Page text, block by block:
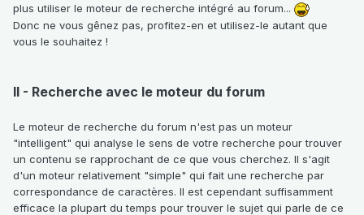
plus utiliser le moteur de recherche intégré au forum...
Donc ne vous gênez pas, profitez-en et utilisez-le autant que
vous le souhaitez !
II - Recherche avec le moteur du forum
Le moteur de recherche du forum n'est pas un moteur
"intelligent" qui analyse le sens de votre recherche pour trouver
un contenu se rapprochant de ce que vous cherchez. Il s'agit
d'un moteur relativement "simple" qui fait une recherche par
correspondance de caractères. Il est cependant suffisamment
efficace la plupart du temps pour trouver le sujet qui parle de ce